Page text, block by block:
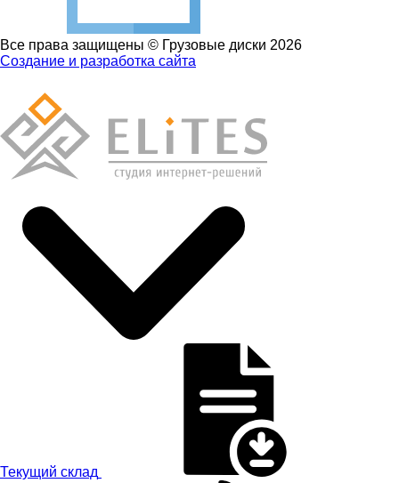
Все права защищены © Грузовые диски 2026
Создание и разработка сайта
Текущий склад